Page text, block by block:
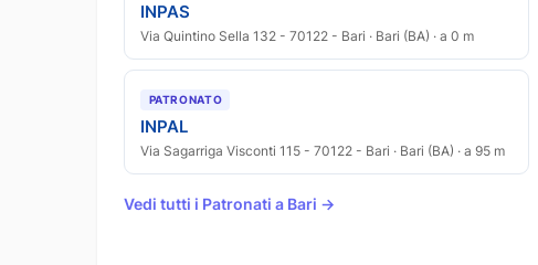
INPAS
Via Quintino Sella 132 - 70122 - Bari · Bari (BA) · a 0 m
PATRONATO
INPAL
Via Sagarriga Visconti 115 - 70122 - Bari · Bari (BA) · a 95 m
Vedi tutti i Patronati a Bari →